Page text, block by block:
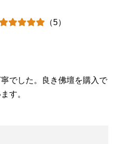
（5）
でした。良き佛壇を購入で
す。